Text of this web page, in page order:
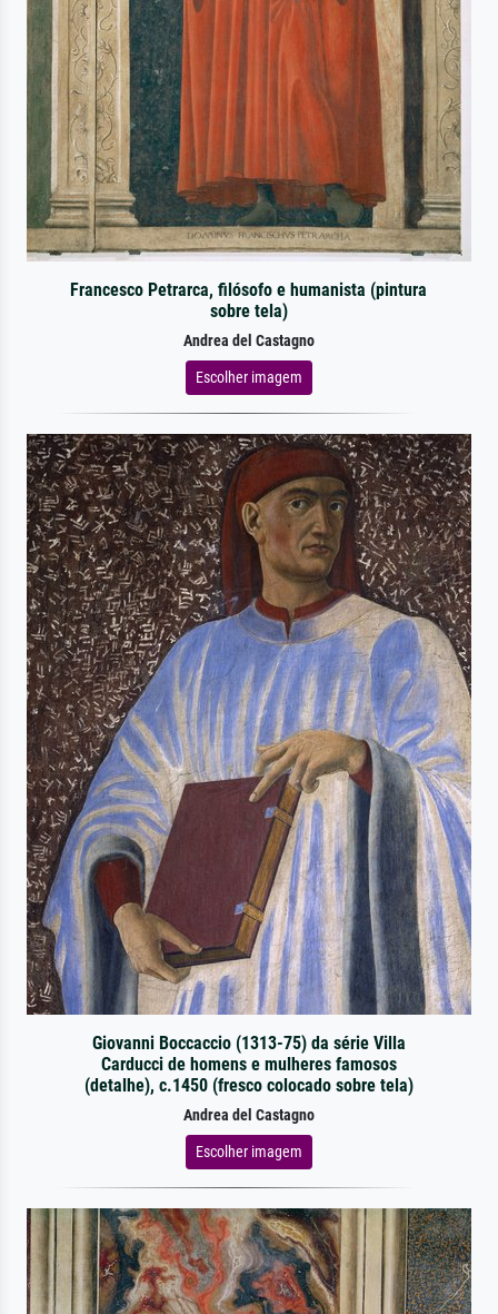
Francesco Petrarca, filósofo e humanista (pintura
sobre tela)
Andrea del Castagno
Escolher imagem
Giovanni Boccaccio (1313-75) da série Villa
Carducci de homens e mulheres famosos
(detalhe), c.1450 (fresco colocado sobre tela)
Andrea del Castagno
Escolher imagem